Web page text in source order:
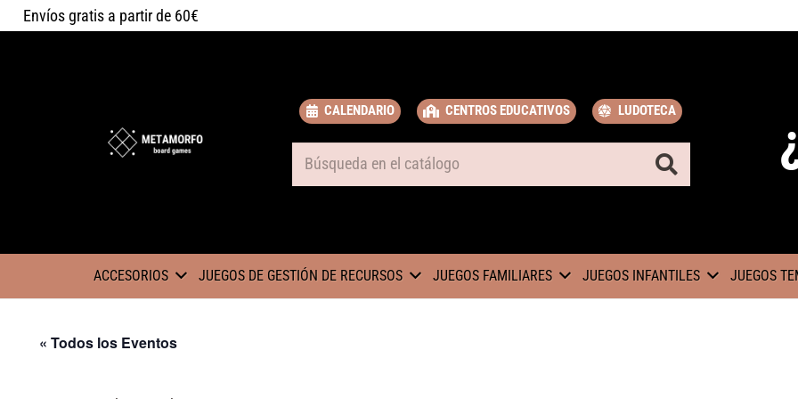
Envíos gratis a partir de 60€
CALENDARIO CENTROS EDUCATIVOS LUDOTECA
ACCESORIOS JUEGOS DE GESTIÓN DE RECURSOS JUEGOS FAMILIARES JUEGOS INFANTILES JUEGOS
« Todos los Eventos